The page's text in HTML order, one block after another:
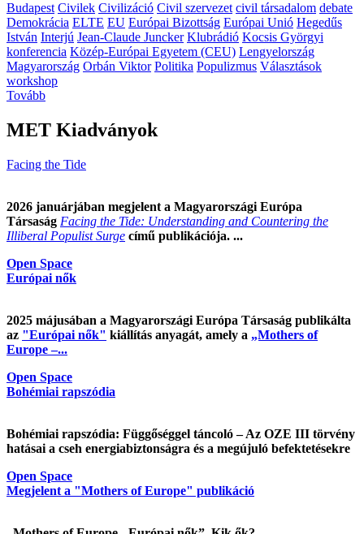
Budapest Civilek Civilizáció Civil szervezet civil társadalom debate
Demokrácia ELTE EU Európai Bizottság Európai Unió Hegedűs
István Interjú Jean-Claude Juncker Klubrádió Kocsis Györgyi
konferencia Közép-Európai Egyetem (CEU) Lengyelország
Magyarország Orbán Viktor Politika Populizmus Választások
workshop
Tovább
MET Kiadványok
Facing the Tide
2026 januárjában megjelent a Magyarországi Európa
Társaság Facing the Tide: Understanding and Countering the
Illiberal Populist Surge című publikációja. ...
Open Space
Európai nők
2025 májusában a Magyarországi Európa Társaság publikálta
az "Európai nők" kiállítás anyagát, amely a „Mothers of
Europe –...
Open Space
Bohémiai rapszódia
Bohémiai rapszódia: Függőséggel táncoló – Az OZE III törvény
hatásai a cseh energiabiztonságra és a megújuló befektetésekre
Open Space
Megjelent a "Mothers of Europe" publikáció